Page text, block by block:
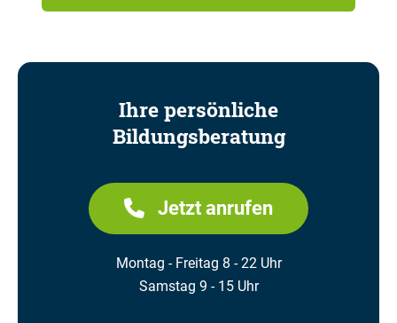
Ihre persönliche
Bildungsberatung
Jetzt anrufen
Montag - Freitag 8 - 22 Uhr
Samstag 9 - 15 Uhr